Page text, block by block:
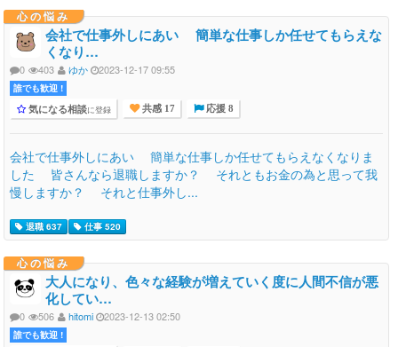
心の悩み
会社で仕事外しにあい 簡単な仕事しか任せてもらえな
くなり…
0 403 ゆか 2023-12-17 09:55
誰でも歓迎 !
気になる相談に登録 共感 17 応援 8
会社で仕事外しにあい 簡単な仕事しか任せてもらえなくなりま
した 皆さんなら退職しますか？ それともお金の為と思って我
慢しますか？ それと仕事外し...
退職 637 仕事 520
心の悩み
大人になり、色々な経験が増えていく度に人間不信が悪
化してい…
0 506 hitomi 2023-12-13 02:50
誰でも歓迎 !